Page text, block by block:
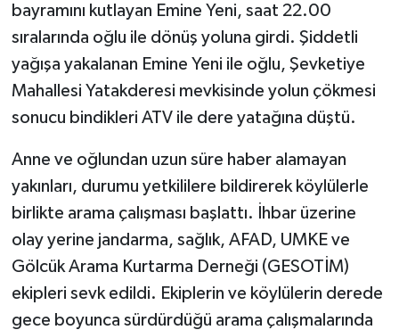
bayramını kutlayan Emine Yeni, saat 22.00
sıralarında oğlu ile dönüş yoluna girdi. Şiddetli
yağışa yakalanan Emine Yeni ile oğlu, Şevketiye
Mahallesi Yatakderesi mevkisinde yolun çökmesi
sonucu bindikleri ATV ile dere yatağına düştü.
Anne ve oğlundan uzun süre haber alamayan
yakınları, durumu yetkililere bildirerek köylülerle
birlikte arama çalışması başlattı. İhbar üzerine
olay yerine jandarma, sağlık, AFAD, UMKE ve
Gölcük Arama Kurtarma Derneği (GESOTİM)
ekipleri sevk edildi. Ekiplerin ve köylülerin derede
gece boyunca sürdürdüğü arama çalışmalarında